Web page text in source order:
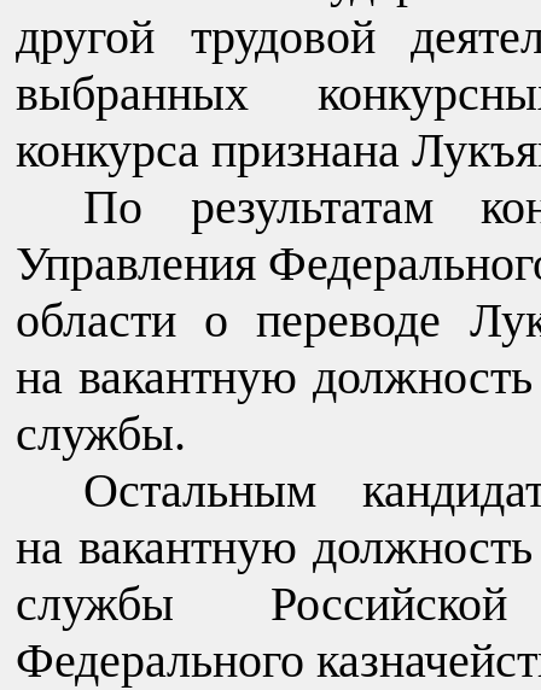
другой трудовой
выбранных
конкурса признана
По результатам
Управления
области о переводе
на вакантную
службы.
Остальным
на вакантную
службы
Федерального